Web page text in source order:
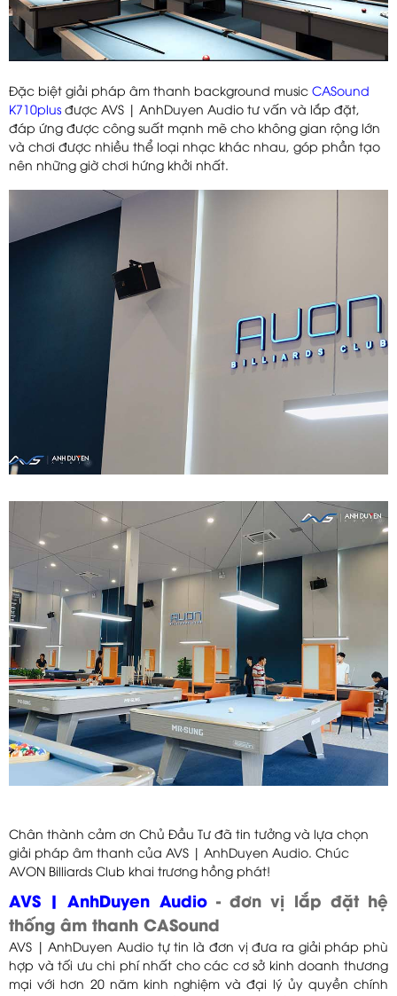
Đặc biệt giải pháp âm thanh background music CASound
K710plus được AVS | AnhDuyen Audio tư vấn và lắp đặt,
đáp ứng được công suất mạnh mẽ cho không gian rộng lớn
và chơi được nhiều thể loại nhạc khác nhau, góp phần tạo
nên những giờ chơi hứng khởi nhất.
Chân thành cảm ơn Chủ Đầu Tư đã tin tưởng và lựa chọn
giải pháp âm thanh của AVS | AnhDuyen Audio. Chúc
AVON Billiards Club khai trương hồng phát!
AVS | AnhDuyen Audio- đơn vị lắp đặt hệ
thống âm thanh CASound
AVS | AnhDuyen Audio tự tin là đơn vị đưa ra giải pháp phù
hợp và tối ưu chi phí nhất cho các cơ sở kinh doanh thương
mại với hơn 20 năm kinh nghiệm và đại lý ủy quyền chính